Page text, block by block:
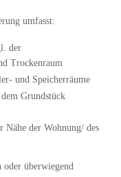
umfasst:
der
Trockenraum
und Speicherräume
Grundstück
Nähe der Wohnung/ des
oder überwiegend